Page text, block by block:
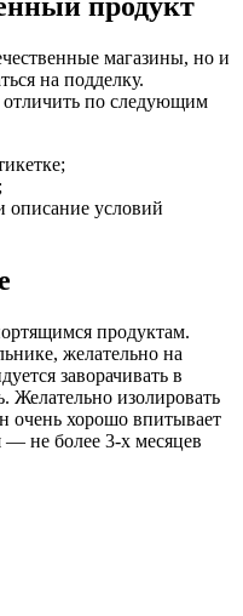
магазины, но и
на подделку.
по следующим
описание условий
продуктам.
желательно на
заворачивать в
Желательно изолировать
очень хорошо впитывает
не более 3-х месяцев